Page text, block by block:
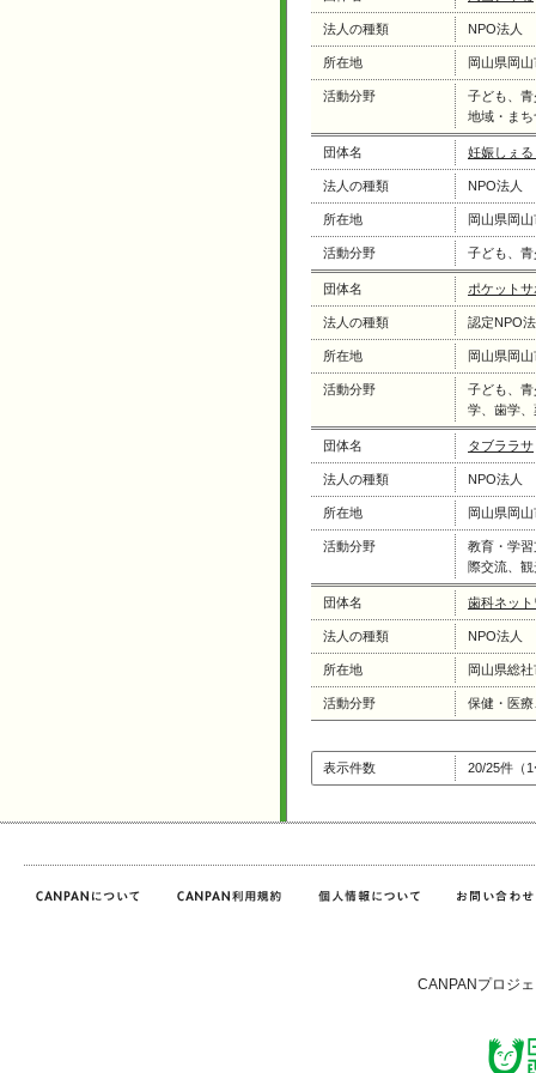
法人の種類 NPO法人
所在地 岡山県岡
活動分野
子ども、
地域・ま
団体名 妊娠しぇ
法人の種類 NPO法人
所在地 岡山県岡山
活動分野 子ども、
団体名 ポケット
法人の種類 認定NPO
所在地 岡山県岡
活動分野
子ども、
学、歯学
団体名 タブララサ
法人の種類 NPO法人
所在地 岡山県岡
活動分野
教育・学
際交流、観
団体名 歯科ネッ
法人の種類 NPO法人
所在地 岡山県総社
活動分野 保健・医
表示件数 20/25件（
CANPANプロジ